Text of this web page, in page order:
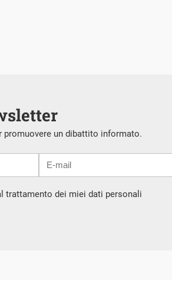
promuovere un dibattito informato.
trattamento dei miei dati personali